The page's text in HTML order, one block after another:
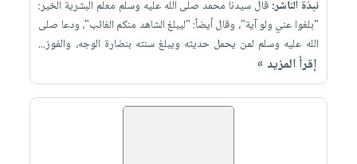
نبذة الناشر:قال سيدنا محمد صلى الله عليه وسلم معلم البشرية الخير:
"بلغوا عني ولو آية"، وقال أيضاً: "ليبلغ الشاهد منكم الغائب"، ودعا صلى
الله عليه وسلم لمن يحمل حديثه ويبلغ سنته بنضارة الوجه، والفوز...
إقرأ المزيد »